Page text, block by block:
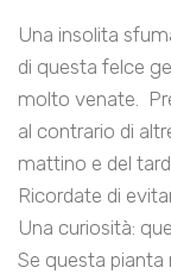
Una insolita
di questa felce
molto venate.
al contrario di
mattino e del
Ricordate di
Una curiosità:
Se questa